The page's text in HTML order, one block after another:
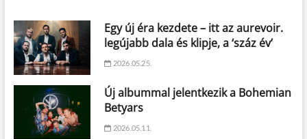
Egy új éra kezdete – itt az aurevoir.
legújabb dala és klipje, a ‘száz év’
2026.05.25.
Új albummal jelentkezik a Bohemian
Betyars
2026.05.11.